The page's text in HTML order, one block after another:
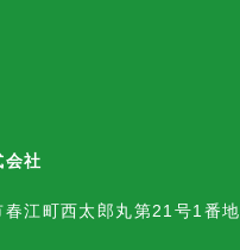
会社
春江町西太郎丸第21号1番地